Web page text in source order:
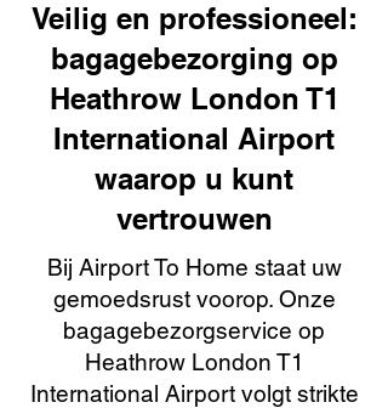
Veilig en professioneel:
bagagebezorging op
Heathrow London T1
International Airport
waarop u kunt
vertrouwen
Bij Airport To Home staat uw
gemoedsrust voorop. Onze
bagagebezorgservice op
Heathrow London T1
International Airport volgt strikte